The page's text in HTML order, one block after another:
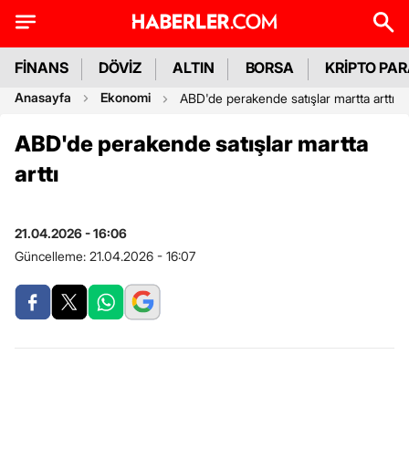
FİNANS DÖVİZ ALTIN BORSA KRİPTO
Anasayfa Ekonomi ABD'de perakende satışlar martta arttı
ABD'de perakende satışlar martta
arttı
21.04.2026 - 16:06
Güncelleme: 21.04.2026 - 16:07